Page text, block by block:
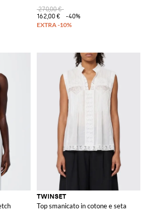
270,00 €
162,00 €
-40%
TWINSET
Top smanicato in cotone e seta